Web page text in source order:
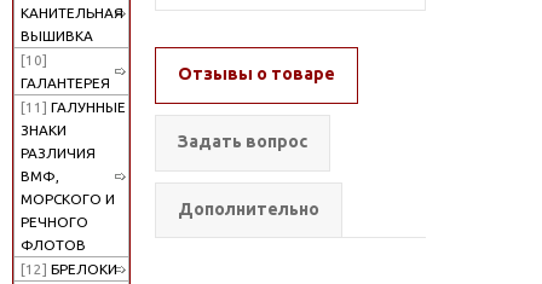
КАНИТЕЛЬНАЯ
ВЫШИВКА
[10]
ГАЛАНТЕРЕЯ
[11] ГАЛУННЫЕ
ЗНАКИ
РАЗЛИЧИЯ
ВМФ,
МОРСКОГО И
РЕЧНОГО
ФЛОТОВ
[12] БРЕЛОКИ
Отзывы о товаре
Задать вопрос
Дополнительно